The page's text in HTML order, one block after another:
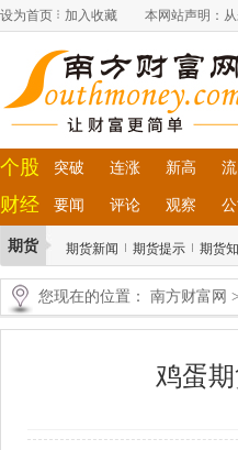
设为首页 加入收藏 本网站声明：
个股 突破 连涨 新高
财经 要闻 评论 观察
期货 期货新闻 期货提示 期货
您现在的位置： 南方财富网 >
鸡蛋